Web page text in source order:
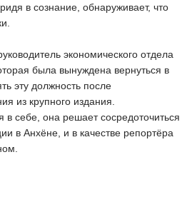
в сознание, обнаруживает, что
экономического отдела
была вынуждена вернуться в
эту должность после
из крупного издания.
в себе, она решает сосредоточиться
в Анхёне, и в качестве репортёра